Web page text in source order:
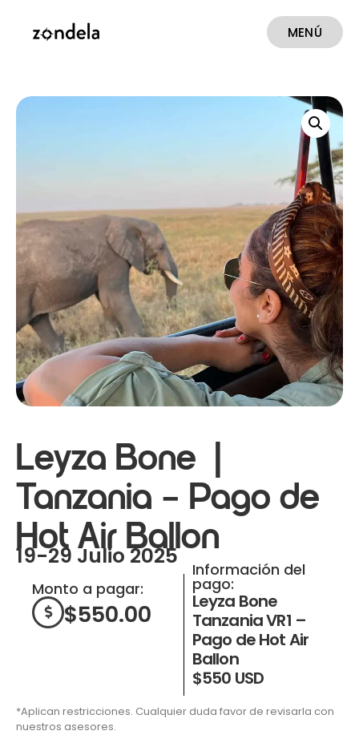
MENÚ
Leyza Bone |
Tanzania – Pago de
Hot Air Ballon
19-29 Julio 2025
Monto a pagar:
$550.00
Información del
pago:
Leyza Bone
Tanzania VR1 –
Pago de Hot Air
Ballon
$550 USD
*Aplican restricciones. Cualquier duda favor de revisarla con
nuestros asesores.